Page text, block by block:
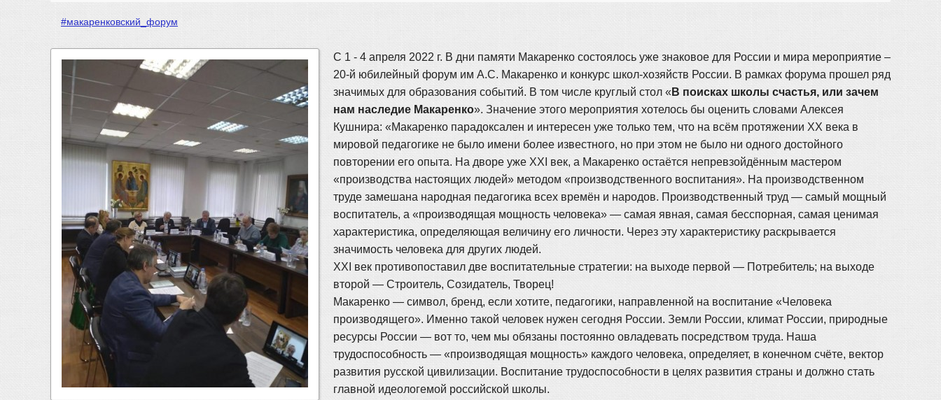
#макаренковский_форум
С 1 - 4 апреля 2022 г. В дни памяти Макаренко состоялось уже знаковое для России и мира мероприятие –
20-й юбилейный форум им А.С. Макаренко и конкурс школ-хозяйств России. В рамках форума прошел ряд
значимых для образования событий. В том числе круглый стол «В поисках школы счастья, или зачем
нам наследие Макаренко». Значение этого мероприятия хотелось бы оценить словами Алексея
Кушнира: «Макаренко парадоксален и интересен уже только тем, что на всём протяжении XX века в
мировой педагогике не было имени более известного, но при этом не было ни одного достойного
повторении его опыта. На дворе уже XXI век, а Макаренко остаётся непревзойдённым мастером
«производства настоящих людей» методом «производственного воспитания». На производственном
труде замешана народная педагогика всех времён и народов. Производственный труд — самый мощный
воспитатель, а «производящая мощность человека» — самая явная, самая бесспорная, самая ценимая
характеристика, определяющая величину его личности. Через эту характеристику раскрывается
значимость человека для других людей.
XXI век противопоставил две воспитательные стратегии: на выходе первой — Потребитель; на выходе
второй — Строитель, Созидатель, Творец!
Макаренко — символ, бренд, если хотите, педагогики, направленной на воспитание «Человека
производящего». Именно такой человек нужен сегодня России. Земли России, климат России, природные
ресурсы России — вот то, чем мы обязаны постоянно овладевать посредством труда. Наша
трудоспособность — «производящая мощность» каждого человека, определяет, в конечном счёте, вектор
развития русской цивилизации. Воспитание трудоспособности в целях развития страны и должно стать
главной идеологемой российской школы.